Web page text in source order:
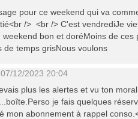
pour ce weekend qui va
/> <br /> C'est vendrediJe
bon et doréMoins de ces
de temps grisNous voulons
07/12/2023 20:04
plus les alertes et vu ton
je fais quelques
mon abonnement à rappel